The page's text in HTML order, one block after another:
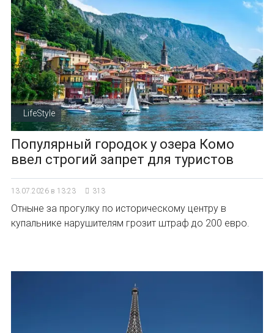
LifeStyle
Популярный городок у озера Комо
ввел строгий запрет для туристов
13.07.2026 в 13:23 313
Отныне за прогулку по историческому центру в
купальнике нарушителям грозит штраф до 200 евро.